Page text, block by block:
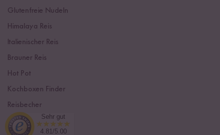
Glutenfreie Nudeln
Himalaya Reis
Italienischer Reis
Brauner Reis
Hot Pot
Kochboxen Finder
Reisbecher
Sushi Einsteiger Box
Sehr gut
4.81/5.00